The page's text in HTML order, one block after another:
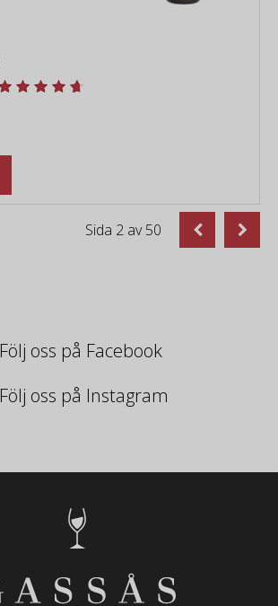
Sida 2 av50
Följ oss på Facebook
Följ oss på Instagram